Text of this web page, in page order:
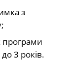
з
3 років.